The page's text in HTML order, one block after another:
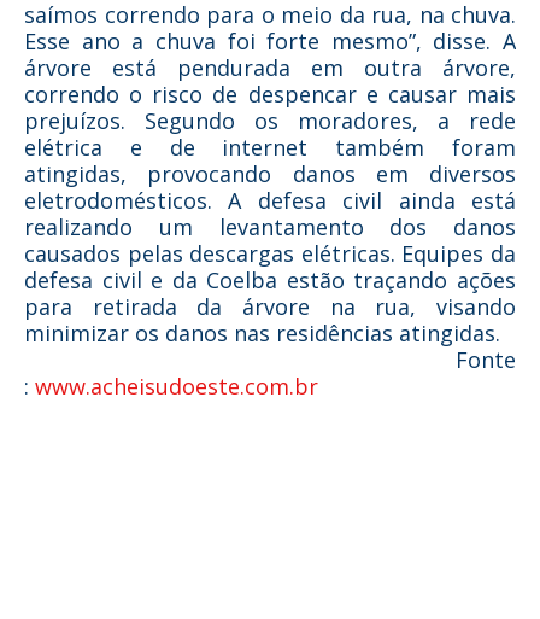
saímos correndo para o meio da rua, na chuva.
Esse ano a chuva foi forte mesmo”, disse. A
árvore está pendurada em outra árvore,
correndo o risco de despencar e causar mais
prejuízos. Segundo os moradores, a rede
elétrica e de internet também foram
atingidas, provocando danos em diversos
eletrodomésticos. A defesa civil ainda está
realizando um levantamento dos danos
causados pelas descargas elétricas. Equipes da
defesa civil e da Coelba estão traçando ações
para retirada da árvore na rua, visando
minimizar os danos nas residências atingidas.
Fonte
: www.acheisudoeste.com.br